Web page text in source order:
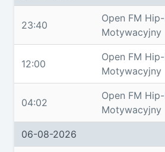
23:40
Open FM
Motywacyjny
12:00
Open FM
Motywacyjny
04:02
Open FM
Motywacyjny
06-08-2026